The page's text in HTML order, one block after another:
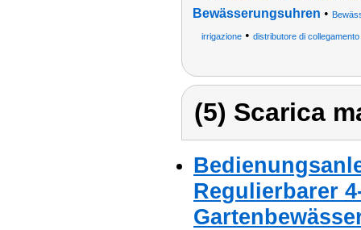
Bewässerungsuhren •
irrigazione• distributore di
(5) Scarica
Regulierbarer